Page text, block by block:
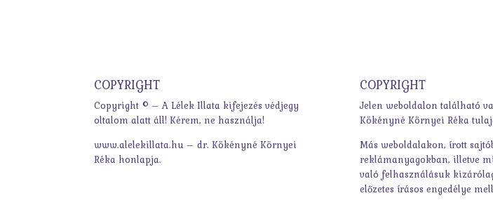
COPYRIGHT
Copyright © – A Lélek Illata kifejezés védjegy
oltalom alatt áll! Kérem, ne használja!
www.alelekillata.hu – dr. Kökényné Környei
Réka honlapja.
COPYRIGHT
Jelen weboldalon található
Kökényné Környei Réka
Más weboldalakon, írott
reklámanyagokban, illetve
való felhasználásuk
előzetes írásos engedélye